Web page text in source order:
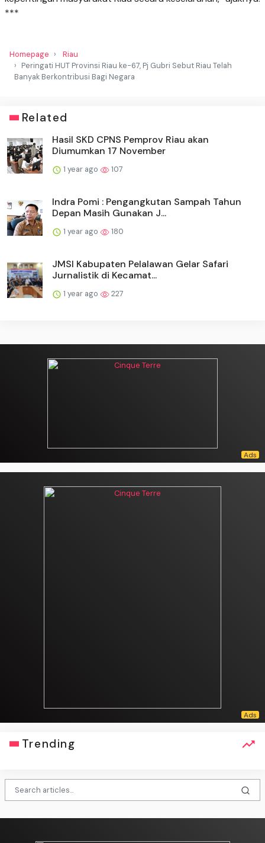
***
Homepage
Riau
Peringati HUT Provinsi Riau ke-67, Pj Gubri Sebut Riau Telah
Banyak Berkontribusi Bagi Negara
Related
Hasil SKD CPNS Pemprov Riau akan
Diumumkan 17 November
1 year ago 107
Indra Pomi : Pengangkutan Sampah Tahun
Depan Masih Gunakan J...
1 year ago 180
JMSI Kabupaten Pelalawan Gelar Safari
Jurnalistik di Kecamat...
1 year ago 227
Trending